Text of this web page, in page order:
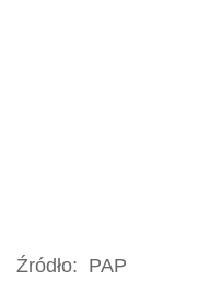
Źródło: PAP